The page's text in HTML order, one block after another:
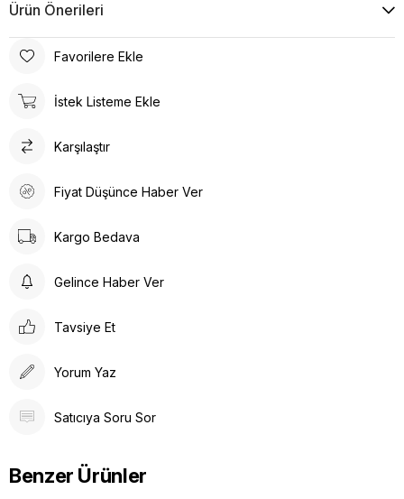
Ürün Önerileri
Favorilere Ekle
İstek Listeme Ekle
Karşılaştır
Fiyat Düşünce Haber Ver
Kargo Bedava
Gelince Haber Ver
Tavsiye Et
Yorum Yaz
Satıcıya Soru Sor
Benzer Ürünler